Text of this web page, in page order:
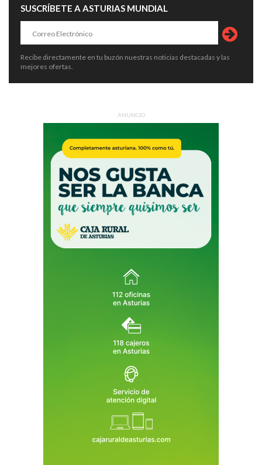
SUSCRÍBETE A ASTURIAS MUNDIAL
Recibe directamente en tu buzón nuestras noticias destacadas y las
mejores ofertas.
ANUNCIO